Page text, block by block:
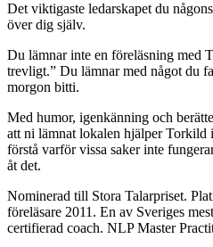
Det viktigaste ledarskapet du
över dig själv.
Du lämnar inte en föreläsning med
trevligt.” Du lämnar med något du
morgon bitti.
Med humor, igenkänning och
att ni lämnat lokalen hjälper Torkild
förstå varför vissa saker inte
åt det.
Nominerad till Stora Talarpriset.
föreläsare 2011. En av Sveriges
certifierad coach. NLP Master